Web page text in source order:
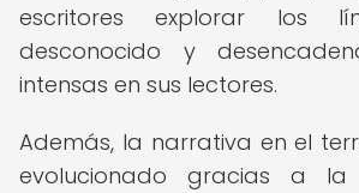
escritores explorar los
desconocido y
intensas en sus lectores.
Además, la narrativa en el
evolucionado gracias a la